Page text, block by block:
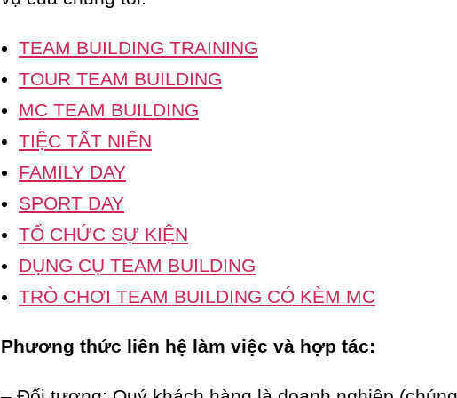
TEAM BUILDING TRAINING
TOUR TEAM BUILDING
MC TEAM BUILDING
TIỆC TẤT NIÊN
FAMILY DAY
SPORT DAY
TỔ CHỨC SỰ KIỆN
DỤNG CỤ TEAM BUILDING
TRÒ CHƠI TEAM BUILDING CÓ KÈM MC
Phương thức liên hệ làm việc và hợp tác: